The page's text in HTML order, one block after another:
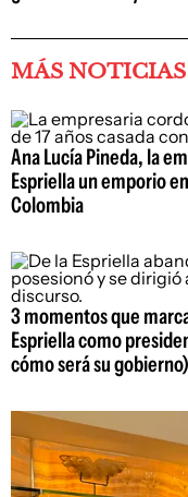
MÁS
Ana Lucía Pineda, la
Espriella un emporio
Colombia
3 momentos que
Espriella como
cómo será su gobierno)